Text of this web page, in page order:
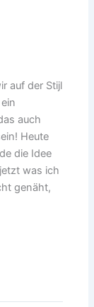
auf der Stijl
auch
Heute
die Idee
was ich
genäht,